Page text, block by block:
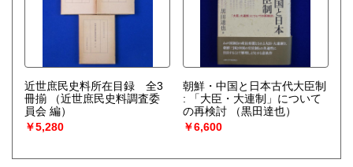
近世庶民史料所在目録 全3
冊揃
（近世庶民史料調査委
員会 編）
￥5,280
朝鮮・中国と日本古代大臣制
: 「大臣・大連制」について
の再検討
（黒田達也）
￥6,600